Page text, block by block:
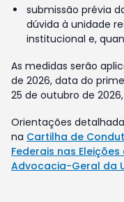
submissão prévia
dúvida à unidade
institucional e,
As medidas serão
de 2026, data do
25 de outubro de
Orientações
na Cartilha de
Federais nas
Advocacia-Geral da